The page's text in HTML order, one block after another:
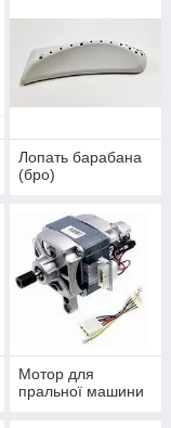
Лопать барабана
(бро)
Мотор для
пральної машини